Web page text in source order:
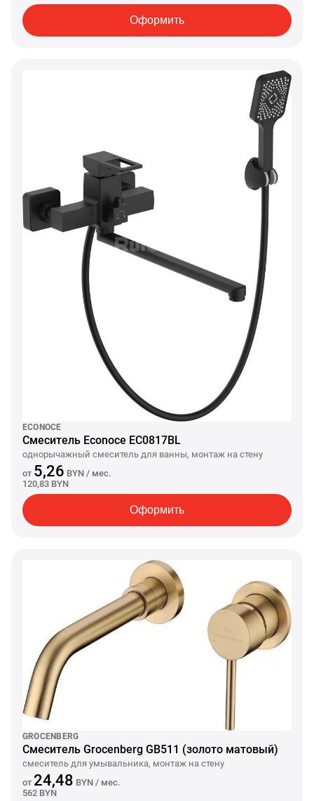
Оформить
ECONOCE
Смеситель Econoce EC0817BL
однорычажный смеситель для ванны, монтаж на стену
от 5,26 BYN / мес.
120,83 BYN
Оформить
GROCENBERG
Смеситель Grocenberg GB511 (золото матовый)
смеситель для умывальника, монтаж на стену
от 24,48 BYN / мес.
562 BYN